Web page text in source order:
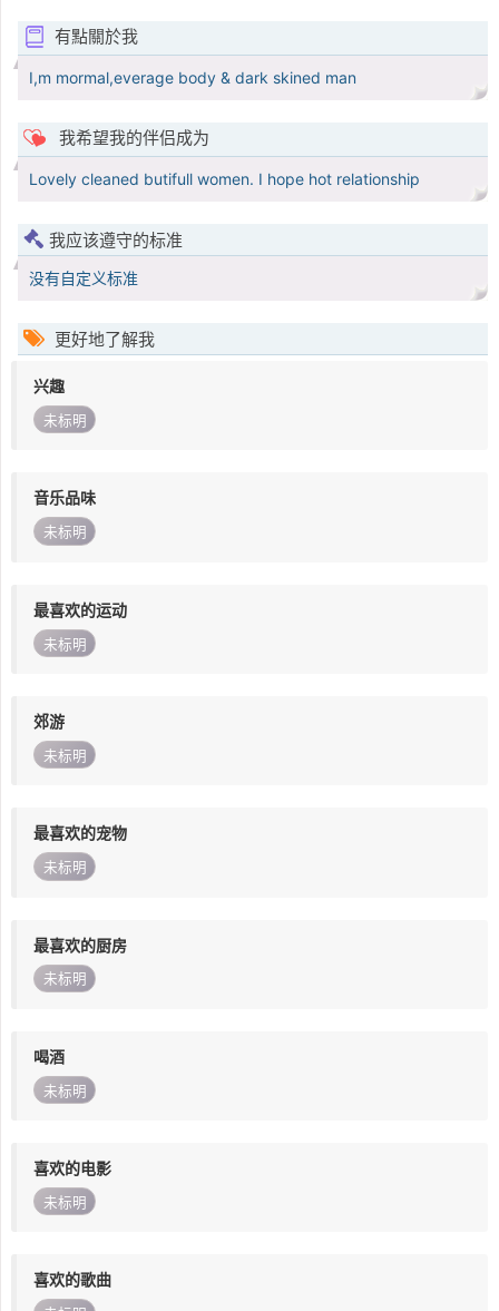
有點關於我
I,m mormal,everage body & dark skined man
我希望我的伴侣成为
Lovely cleaned butifull women. I hope hot relationship
我应该遵守的标准
没有自定义标准
更好地了解我
兴趣
未标明
音乐品味
未标明
最喜欢的运动
未标明
郊游
未标明
最喜欢的宠物
未标明
最喜欢的厨房
未标明
喝酒
未标明
喜欢的电影
未标明
喜欢的歌曲